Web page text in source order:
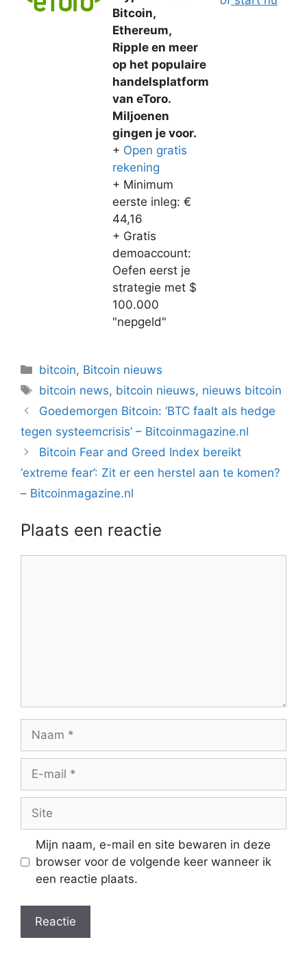
Bitcoin,
Ethereum,
Ripple en meer
op het populaire
handelsplatform
van eToro.
Miljoenen
gingen je voor.
+ Open gratis
rekening
+ Minimum
eerste inleg: €
44,16
+ Gratis
demoaccount:
Oefen eerst je
strategie met $
100.000
"nepgeld"
Categorieën
bitcoin, Bitcoin nieuws
Tags
bitcoin news, bitcoin nieuws, nieuws bitcoin
Berichtnavigatie
Goedemorgen Bitcoin: ‘BTC faalt als hedge
tegen systeemcrisis’ – Bitcoinmagazine.nl
Bitcoin Fear and Greed Index bereikt
‘extreme fear’: Zit er een herstel aan te komen?
– Bitcoinmagazine.nl
Plaats een reactie
Naam
Site
Mijn naam, e-mail en site bewaren in deze
browser voor de volgende keer wanneer ik
een reactie plaats.